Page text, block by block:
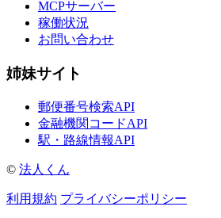
MCPサーバー
稼働状況
お問い合わせ
姉妹サイト
郵便番号検索API
金融機関コードAPI
駅・路線情報API
© 法人くん
利用規約 プライバシーポリシー